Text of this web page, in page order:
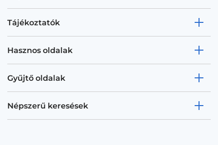
Tájékoztatók
Hasznos oldalak
Gyűjtő oldalak
Népszerű keresések